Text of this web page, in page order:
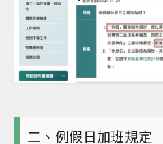
二、例假日加班規定